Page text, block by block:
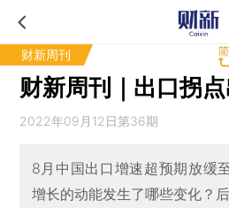
财新周刊
财新周刊｜出口拐
2022年09月12日第36期
8月中国出口增速超预期放缓
增长的动能发生了哪些变化？